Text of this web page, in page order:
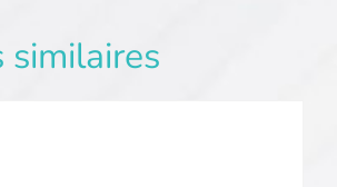
similaires